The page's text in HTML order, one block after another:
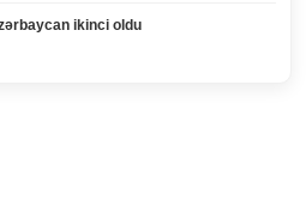
ikinci oldu